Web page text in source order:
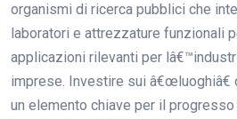
organismi di ricerca pubblici che
laboratori e attrezzature funzionali
applicazioni rilevanti per
imprese. Investire sui â€œluoghiâ€
un elemento chiave per il